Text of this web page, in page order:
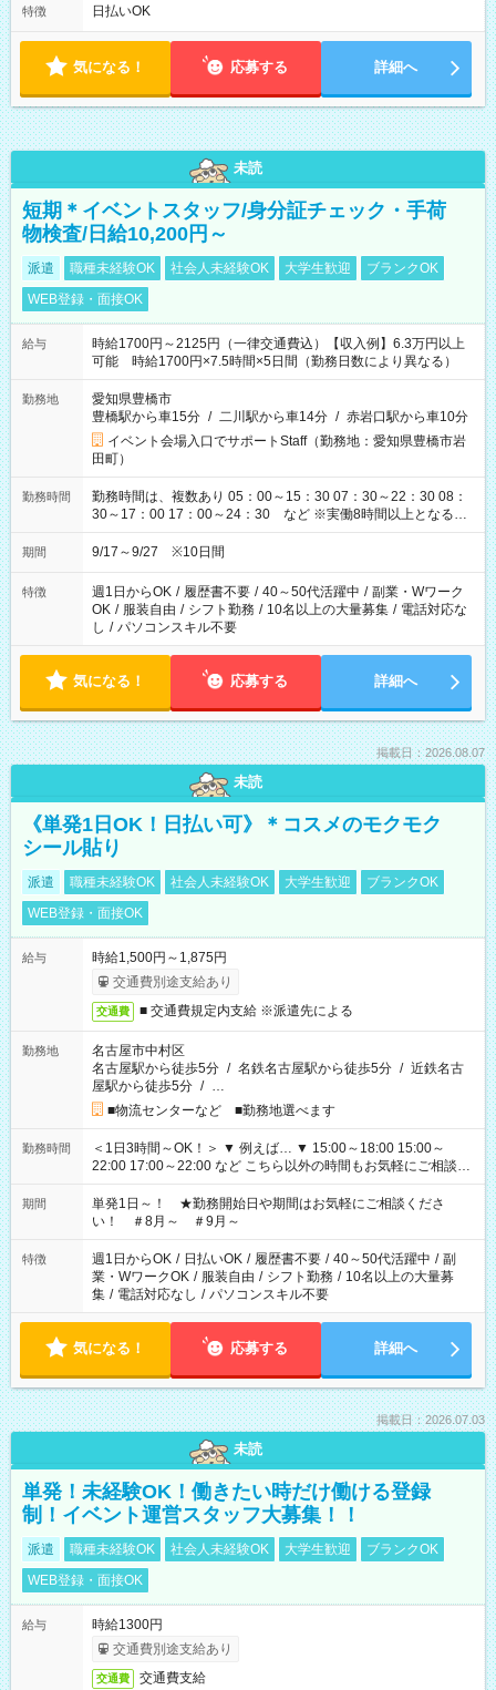
フト！ 残業ほぼナシ（0～5h/月）
特徴 日払いOK
気になる！ 応募する 詳細へ
未読
短期＊イベントスタッフ/身分証チェック・手荷
物検査/日給10,200円～
派遣 職種未経験OK 社会人未経験OK 大学生歓迎
ブランクOK
WEB登録・面接OK
給与
時給1700円～2125円（一律交通費込）【収入例】6.3万円以上
可能 時給1700円×7.5時間×5日間（勤務日数により異なる）
勤務地
愛知県豊橋市
豊橋駅から車15分 / 二川駅から車14分 / 赤岩口駅から車10分
イベント会場入口でサポートStaff（勤務地：愛知県豊橋市岩
田町）
勤務時間
勤務時間は、複数あり 05：00～15：30 07：30～22：30 08：
30～17：00 17：00～24：30 など ※実働8時間以上となる勤
務もあります。 【休憩】60分+他休憩あり 交替で取得します。
安全面に配慮しこまめな休憩があります。
期間 9/17～9/27 ※10日間
特徴 週1日からOK / 履歴書不要 / 40～50代活躍中 / 副業・Wワーク
OK / 服装自由 / シフト勤務 / 10名以上の大量募集 / 電話対応な
し / パソコンスキル不要
気になる！ 応募する 詳細へ
掲載日：2026.08.07
未読
《単発1日OK！日払い可》＊コスメのモクモク
シール貼り
派遣 職種未経験OK 社会人未経験OK 大学生歓迎
ブランクOK
WEB登録・面接OK
給与
時給1,500円～1,875円
交通費別途支給あり
交通費 ■ 交通費規定内支給 ※派遣先による
勤務地
名古屋市中村区
名古屋駅から徒歩5分 / 名鉄名古屋駅から徒歩5分 / 近鉄名古
屋駅から徒歩5分 / …
■物流センターなど ■勤務地選べます
勤務時間
＜1日3時間～OK！＞ ▼ 例えば… ▼ 15:00～18:00 15:00～
22:00 17:00～22:00 など こちら以外の時間もお気軽にご相談く
ださい！
期間
単発1日～！ ★勤務開始日や期間はお気軽にご相談くださ
い！ ＃8月～ ＃9月～
特徴 週1日からOK / 日払いOK / 履歴書不要 / 40～50代活躍中 / 副
業・WワークOK / 服装自由 / シフト勤務 / 10名以上の大量募
集 / 電話対応なし / パソコンスキル不要
気になる！ 応募する 詳細へ
掲載日：2026.07.03
未読
単発！未経験OK！働きたい時だけ働ける登録
制！イベント運営スタッフ大募集！！
派遣 職種未経験OK 社会人未経験OK 大学生歓迎
ブランクOK
WEB登録・面接OK
給与
時給1300円
交通費別途支給あり
交通費 交通費支給